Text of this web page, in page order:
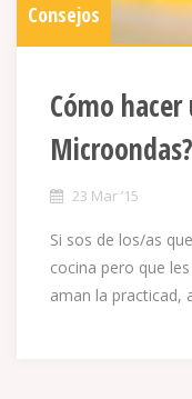
Consejos
Cómo
Microondas?
23 Mar ’15
Si sos de los/as
cocina pero que
aman la practicad,